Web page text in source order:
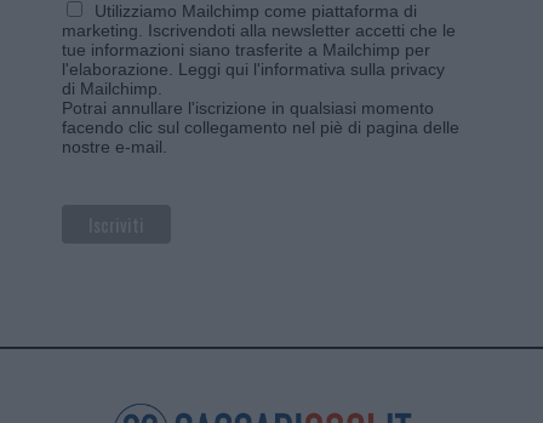
Utilizziamo Mailchimp come piattaforma di
marketing. Iscrivendoti alla newsletter accetti che le
tue informazioni siano trasferite a Mailchimp per
l'elaborazione. Leggi qui l'informativa sulla privacy
di Mailchimp.
Potrai annullare l'iscrizione in qualsiasi momento
facendo clic sul collegamento nel piè di pagina delle
nostre e-mail.